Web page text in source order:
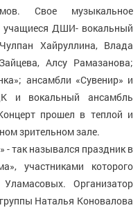
Свое музыкальное
учащиеся ДШИ- вокальный
Хайруллина, Влада
Алсу Рамазанова;
ансамбли «Сувенир» и
и вокальный ансамбль
прошел в теплой и
зрительном зале.
- так назывался праздник в
участниками которого
Организатор
Наталья Коновалова